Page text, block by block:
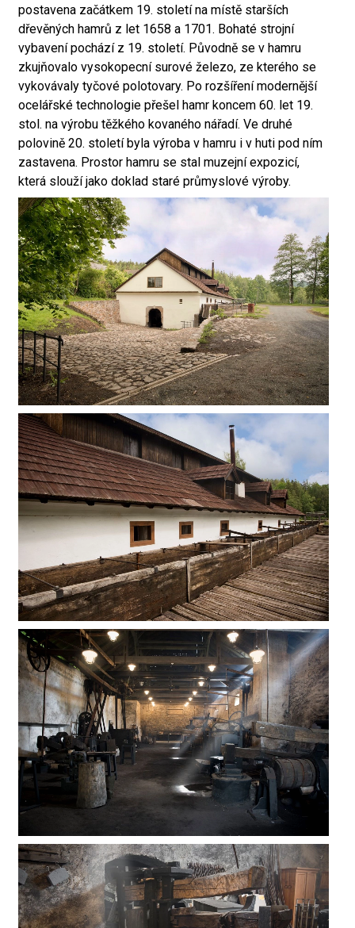
postavena začátkem 19. století na místě starších
dřevěných hamrů z let 1658 a 1701. Bohaté strojní
vybavení pochází z 19. století. Původně se v hamru
zkujňovalo vysokopecní surové železo, ze kterého se
vykovávaly tyčové polotovary. Po rozšíření modernější
ocelářské technologie přešel hamr koncem 60. let 19.
stol. na výrobu těžkého kovaného nářadí. Ve druhé
polovině 20. století byla výroba v hamru i v huti pod ním
zastavena. Prostor hamru se stal muzejní expozicí,
která slouží jako doklad staré průmyslové výroby.